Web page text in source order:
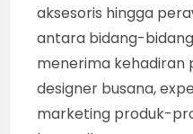
aksesoris hingga
antara bidang-
menerima kehadiran
designer busana,
marketing produk-